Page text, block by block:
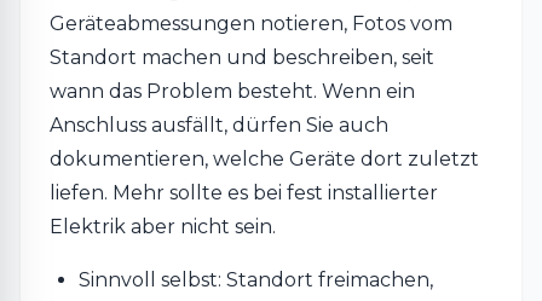
Geräteabmessungen notieren, Fotos vom
Standort machen und beschreiben, seit
wann das Problem besteht. Wenn ein
Anschluss ausfällt, dürfen Sie auch
dokumentieren, welche Geräte dort zuletzt
liefen. Mehr sollte es bei fest installierter
Elektrik aber nicht sein.
Sinnvoll selbst: Standort freimachen,